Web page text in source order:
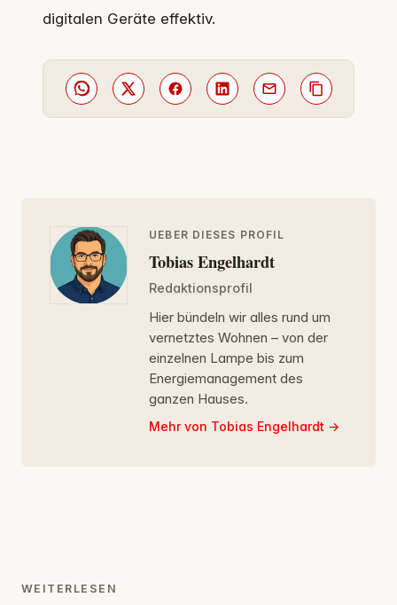
digitalen Geräte effektiv.
UEBER DIESES PROFIL
Tobias Engelhardt
Redaktionsprofil
Hier bündeln wir alles rund um
vernetztes Wohnen – von der
einzelnen Lampe bis zum
Energiemanagement des
ganzen Hauses.
Mehr von Tobias Engelhardt
WEITERLESEN